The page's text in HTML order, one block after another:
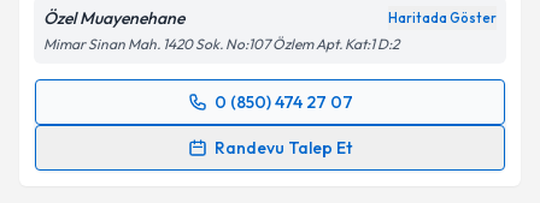
Özel Muayenehane Haritada Göster
Mimar Sinan Mah. 1420 Sok. No:107 Özlem Apt. Kat:1 D:2
0 (850) 474 27 07
Randevu Talep Et
Randevu Takvimi Talebi